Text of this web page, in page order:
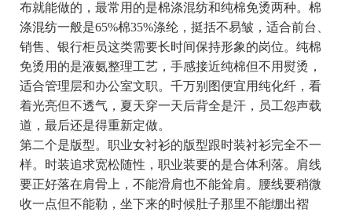
布就能做的，最常用的是棉涤混纺和纯棉免烫两种。棉
涤混纺一般是65%棉35%涤纶，挺括不易皱，适合前台、
销售、银行柜员这类需要长时间保持形象的岗位。纯棉
免烫用的是液氨整理工艺，手感接近纯棉但不用熨烫，
适合管理层和办公室文职。千万别图便宜用纯化纤，看
着光亮但不透气，夏天穿一天后背全是汗，员工怨声载
道，最后还是得重新定做。
第二个是版型。职业女衬衫的版型跟时装衬衫完全不一
样。时装追求宽松随性，职业装要的是合体利落。肩线
要正好落在肩骨上，不能滑肩也不能耸肩。腰线要稍微
收一点但不能勒，坐下来的时候肚子那里不能绷出褶